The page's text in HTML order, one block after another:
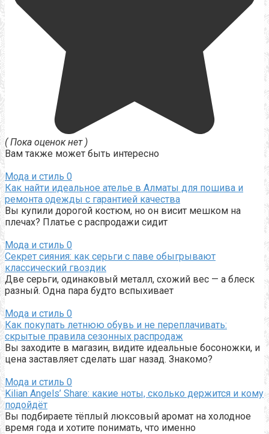
( Пока оценок нет )
Вам также может быть интересно
Мода и стиль 0
Как найти идеальное ателье в Алматы для пошива и
ремонта одежды с гарантией качества
Вы купили дорогой костюм, но он висит мешком на
плечах? Платье с распродажи сидит
Мода и стиль 0
Секрет сияния: как серьги с паве обыгрывают
классический гвоздик
Две серьги, одинаковый металл, схожий вес — а блеск
разный. Одна пара будто вспыхивает
Мода и стиль 0
Как покупать летнюю обувь и не переплачивать:
скрытые правила сезонных распродаж
Вы заходите в магазин, видите идеальные босоножки, и
цена заставляет сделать шаг назад. Знакомо?
Мода и стиль 0
Kilian Angels’ Share: какие ноты, сколько держится и кому
подойдёт
Вы подбираете тёплый люксовый аромат на холодное
время года и хотите понимать, что именно